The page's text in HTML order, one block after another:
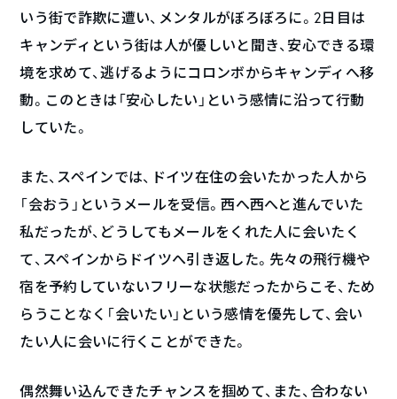
いう街で詐欺に遭い、メンタルがぼろぼろに。2日目は
キャンディという街は人が優しいと聞き、安心できる環
境を求めて、逃げるようにコロンボからキャンディへ移
動。このときは「安心したい」という感情に沿って行動
していた。
また、スペインでは、ドイツ在住の会いたかった人から
「会おう」というメールを受信。西へ西へと進んでいた
私だったが、どうしてもメールをくれた人に会いたく
て、スペインからドイツへ引き返した。先々の飛行機や
宿を予約していないフリーな状態だったからこそ、ため
らうことなく「会いたい」という感情を優先して、会い
たい人に会いに行くことができた。
偶然舞い込んできたチャンスを掴めて、また、合わない